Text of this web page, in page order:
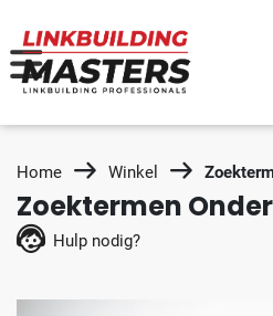
Home Winkel
Zoektermen
Hulp nodig?